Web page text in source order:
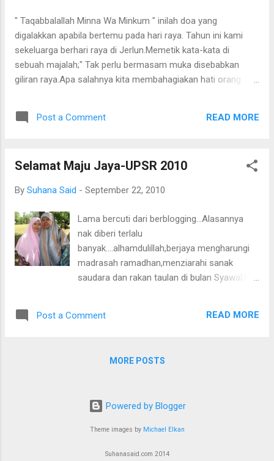
" Taqabbalallah Minna Wa Minkum " inilah doa yang
digalakkan apabila bertemu pada hari raya. Tahun ini kami
sekeluarga berhari raya di Jerlun.Memetik kata-kata di
sebuah majalah;" Tak perlu bermasam muka disebabkan
giliran raya.Apa salahnya kita membahagiakan hati orang
bahgia di antara suami dan isteri..." Ya...saya ingin selalu
menjadi isteri yang membahagiakan hati
kampung,tapi tahun lepas kami dah berhari raya di Padang
Allah.
Post a Comment READ MORE
Selamat Maju Jaya-UPSR 2010
By Suhana Said - September 22, 2010
Lama bercuti dari berblogging...Alasannya
nak diberi terlalu
banyak....alhamdulillah,berjaya mengharungi
madrasah ramadhan,menziarahi sanak
saudara dan rakan taulan di bulan Syawal,tak
hampir tiba tak lama lagi(saya ditugaskan
kurniakan.Putera saya juga semakin
berlalu).Rasa macam baru je habis
menyambut hari lahirnya semalam.Selamat
Post a Comment READ MORE
MORE POSTS
Powered by Blogger
Theme images by Michael Elkan
Suhanasaid.com 2014